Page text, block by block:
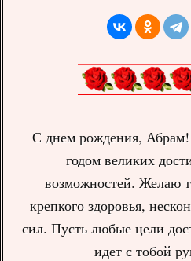
С днем рождения, Абрам!
годом великих
возможностей. Желаю
крепкого здоровья,
сил. Пусть любые цели
идет с тобой